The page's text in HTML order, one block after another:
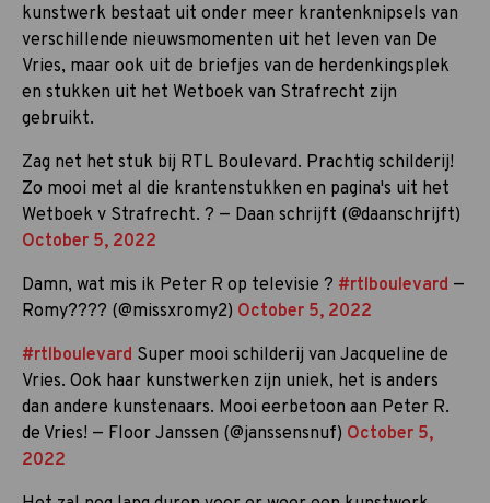
kunstwerk bestaat uit onder meer krantenknipsels van
verschillende nieuwsmomenten uit het leven van De
Vries, maar ook uit de briefjes van de herdenkingsplek
en stukken uit het Wetboek van Strafrecht zijn
gebruikt.
Zag net het stuk bij RTL Boulevard. Prachtig schilderij!
Zo mooi met al die krantenstukken en pagina's uit het
Wetboek v Strafrecht. ? — Daan schrijft (@daanschrijft)
October 5, 2022
Damn, wat mis ik Peter R op televisie ? #rtlboulevard —
Romy???? (@missxromy2) October 5, 2022
#rtlboulevard Super mooi schilderij van Jacqueline de
Vries. Ook haar kunstwerken zijn uniek, het is anders
dan andere kunstenaars. Mooi eerbetoon aan Peter R.
de Vries! — Floor Janssen (@janssensnuf) October 5,
2022